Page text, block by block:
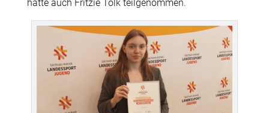
hatte auch Fritzie Tolk teilgenommen.